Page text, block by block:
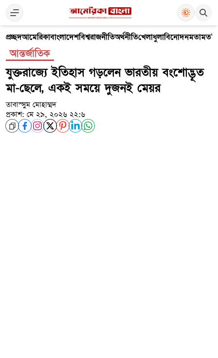
প্রচ্ছদআমেরিকাবাংলাদেশবিশ্বরাজনীতিঅর্থনীতিখেলাধুলাবিনোদনমতামত
আন্তর্জাতিক
যুক্তরাজ্যে ইতিহাস গড়লেন ভারতীয় বংশোদ্ভূত
মা-ছেলে, একই সময়ে দুজনই মেয়র
তাবাস্সুম মোহাম্মদ
প্রকাশ: মে ২৯, ২০২৬ ২২:৬